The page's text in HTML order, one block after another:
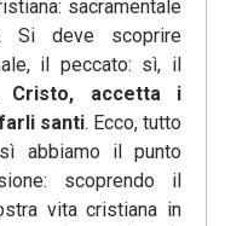
sacramentale
Si deve scoprire
il peccato: sì, il
Cristo, accetta i
santi. Ecco, tutto
abbiamo il punto
scoprendo il
vita cristiana in